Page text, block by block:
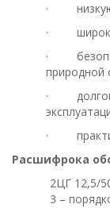
· низкую
· широкий
·
природной
·
·
Расшифрока
2ЦГ 12,5/
3 –